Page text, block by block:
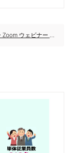
第27回 個人投資家向けIRセミナー Zoom ウェビナー 第3部・内外トランスライン株式会社